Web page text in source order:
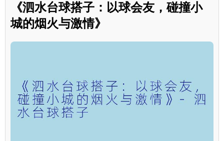
《泗水台球搭子：以球会友，碰撞小
城的烟火与激情》